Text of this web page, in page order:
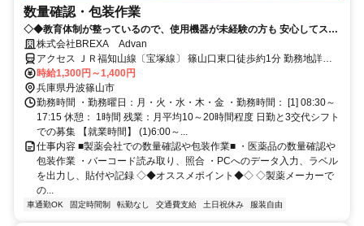
数量確認・包装作業
◇◆教育体制が整っているので、使用機器が未経験の方も 安心してスキ
ルアップができる環境です！！／20代～30代活躍中◆◇
株式会社BREXA Advan
アクセス ＪＲ福知山線〔宝塚線〕 篠山口東口徒歩約1分 勤務地詳
細：JR福知山線 篠山口駅（車20分 ※車通勤必須）
時給1,300円～1,400円
兵庫県丹波篠山市
勤務時間 ・勤務曜日：月・火・水・木・金 ・勤務時間： [1] 08:30～
17:15 休憩： 1時間 残業：月平均10～20時間程度 日勤と3交代シフト
での募集 【就業時間】 (1)6:00～...
仕事内容 ■製薬会社での数量確認や包装作業■ ・医薬品の数量確認や
包装作業 ・バーコード読み取り、照合 ・PCへのデータ入力、ラベル
を出力し、貼付や記録 ◇◆オススメポイント◆◇ ◇製薬メーカーで
の...
車通勤OK 固定時間制 転勤なし 交通費支給 土日祝休み 服装自由